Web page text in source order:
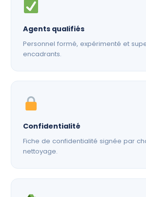
Agents qualifiés
Personnel formé, expérimenté et
encadrants.
Confidentialité
Fiche de confidentialité signée par
nettoyage.